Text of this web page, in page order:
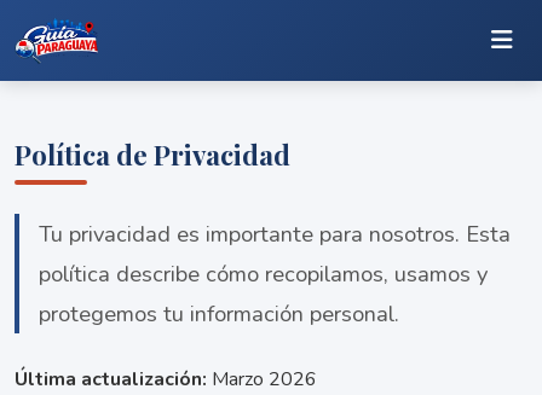
Política de Privacidad
Tu privacidad es importante para nosotros. Esta
política describe cómo recopilamos, usamos y
protegemos tu información personal.
Última actualización: Marzo 2026